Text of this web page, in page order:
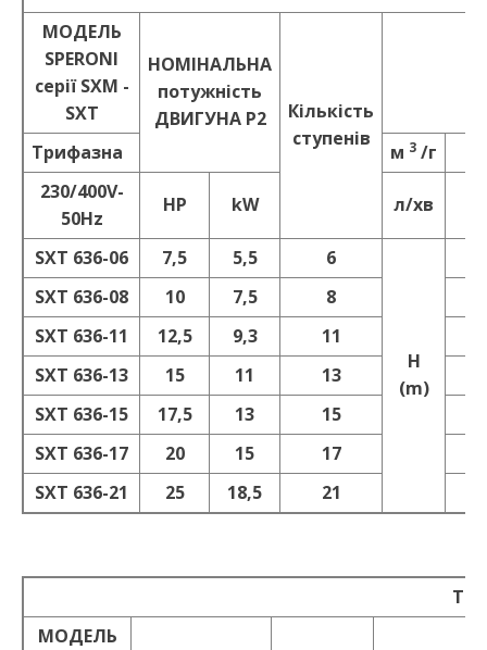
MOДEЛЬ
SPERONI
серії SXM -
SXT
НОМІНАЛЬНА
потужність
ДBИГУНА P2
Кількість
ступенів
Трифазна м 3 /г
230/400V-
50Hz
HP kW л/хв
SXT 636-06 7,5 5,5 6
H
(m)
SXT 636-08
10 7,5 8
SXT 636-11
12,5 9,3 11
SXT 636-13
15 11 13
SXT 636-15
17,5 13 15
SXT 636-17
20 15 17
SXT 636-21
25 18,5 21
MOДEЛЬ